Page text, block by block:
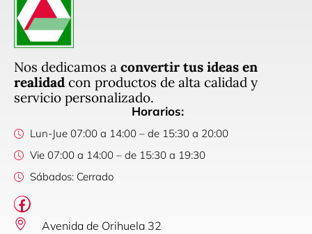
Nos dedicamos a convertir tus ideas en
realidad con productos de alta calidad y
servicio personalizado.
Horarios:
Lun-Jue 07:00 a 14:00 – de 15:30 a 20:00
Vie 07:00 a 14:00 – de 15:30 a 19:30
Sábados: Cerrado
Avenida de Orihuela 32